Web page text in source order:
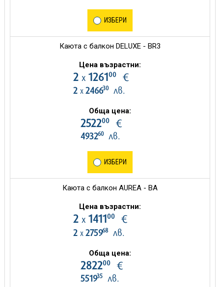
ИЗБЕРИ
Каюта с балкон DELUXE - BR3
Цена възрастни:
2 х 126100€
2 х 246630лв.
Обща цена:
252200€
493260лв.
ИЗБЕРИ
Каюта с балкон AUREA - BA
Цена възрастни:
2 х 141100€
2 х 275968лв.
Обща цена:
282200€
551935лв.